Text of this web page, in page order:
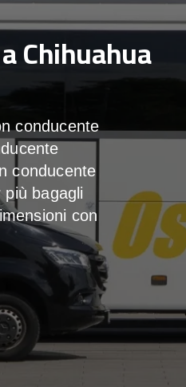
a Chihuahua
conducente
conducente
bagagli
con